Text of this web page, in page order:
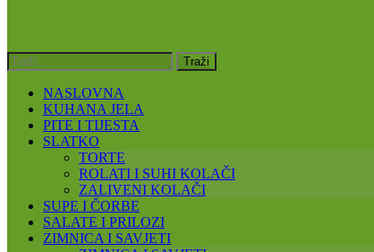
NASLOVNA
KUHANA JELA
PITE I TIJESTA
SLATKO
TORTE
ROLATI I SUHI KOLAČI
ZALIVENI KOLAČI
SUPE I ČORBE
SALATE I PRILOZI
ZIMNICA I SAVJETI